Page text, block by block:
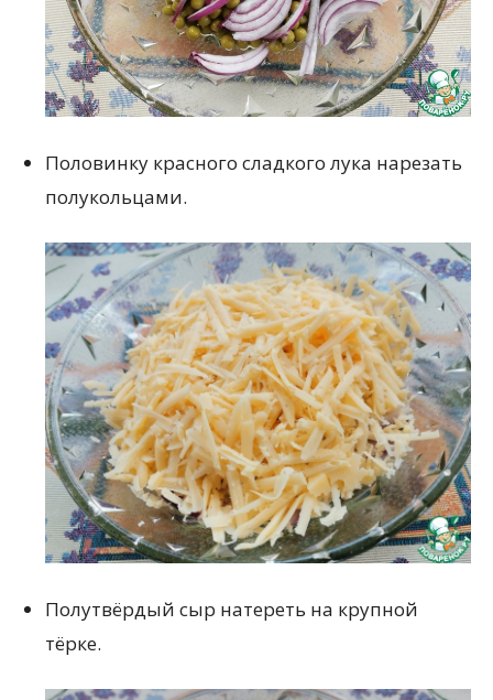
Половинку красного сладкого лука нарезать
полукольцами.
Полутвёрдый сыр натереть на крупной
тёрке.